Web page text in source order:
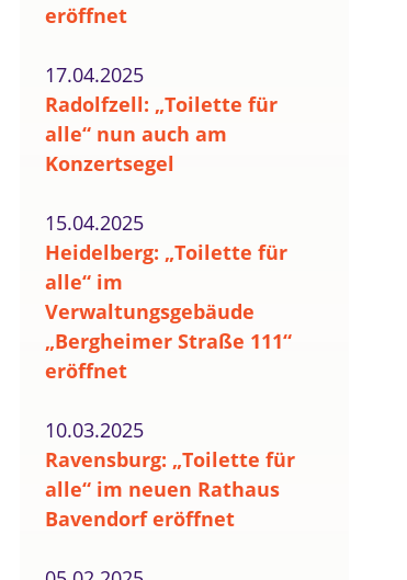
eröffnet
17.04.2025
Radolfzell: „Toilette für
alle“ nun auch am
Konzertsegel
15.04.2025
Heidelberg: „Toilette für
alle“ im
Verwaltungsgebäude
„Bergheimer Straße 111“
eröffnet
10.03.2025
Ravensburg: „Toilette für
alle“ im neuen Rathaus
Bavendorf eröffnet